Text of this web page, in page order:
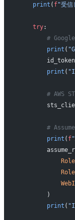
    print
( f"受信
    try
:
#
        print
(
        id_token
        print
(
# AWS
#
        print
( f
        )
        print
(